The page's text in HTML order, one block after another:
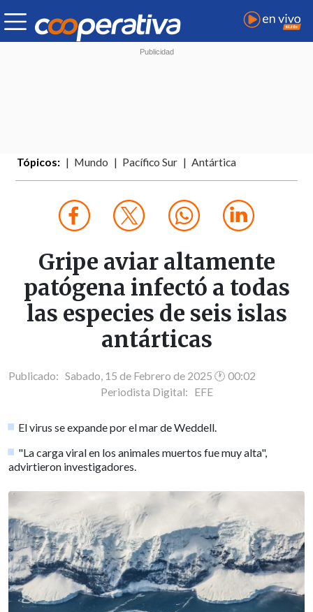
Tópicos: Mundo Pacífico Sur Antártica
Gripe aviar altamente
patógena infectó a todas
las especies de seis islas
antárticas
Publicado: Sabado, 15 de Febrero de 2025 🕐 00:02
Periodista Digital: EFE
El virus se expande por el mar de Weddell.
"La carga viral en los animales muertos fue muy alta",
advirtieron investigadores.